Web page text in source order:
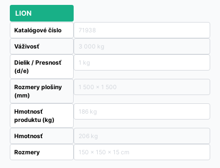
LION
Katalógové číslo 71938
Váživosť 3 000 kg
Dielik / Presnosť
(d/e)
1 kg
Rozmery plošiny
(mm)
1 500 x 1 500
Hmotnosť
produktu (kg)
186 kg
Hmotnosť 206 kg
Rozmery 150 × 150 × 15 cm